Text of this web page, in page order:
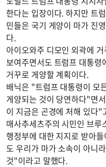
한다는 입장이다. 하지만 트
민들은 국기 게양이 마가 진
다.
아이오와주 디모인 외곽에
보여주면서도 트럼프 대통
거꾸로 게양할 계획이다.
배닉은 "트럼프 대통령이 모
게양되는 것이 당연하다"면
이 지금은 곤경에 처해 있다"
매사추세츠주의 시민인 브
행정부에 대한 지지로 받아
도 우리가 마가 소속이 아니
것"이라고 말했다.